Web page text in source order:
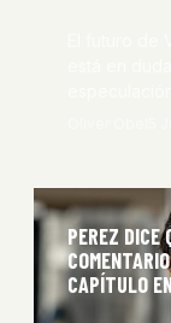
PEREZ DICE
CAPÍTULO